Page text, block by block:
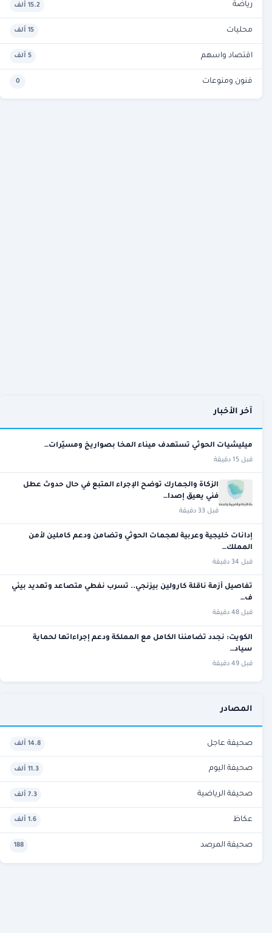
رياضة 15.2 ألف
محليات 15 ألف
اقتصاد واسهم 5 ألف
فنون ومنوعات 0
آخر الأخبار
ميليشيات الحوثي تستهدف ميناء المخا بصواريخ ومسيّرات…
قبل 15 دقيقة
الزكاة والجمارك توضح الإجراء المتبع في حال حدوث عطل
فني يعيق إصدا…
قبل 33 دقيقة
إدانات خليجية وعربية لهجمات الحوثي وتضامن ودعم كاملين لأمن
المملك…
قبل 34 دقيقة
تفاصيل أزمة ناقلة كارولين بيزنجي.. تسرب نفطي متصاعد وتهديد بيئي
ف…
قبل 48 دقيقة
الكويت: نجدد تضامننا الكامل مع المملكة ودعم إجراءاتها لحماية
سياد…
قبل 49 دقيقة
المصادر
صحيفة عاجل 14.8 ألف
صحيفة اليوم 11.3 ألف
صحيفة الرياضية 7.3 ألف
عكاظ 1.6 ألف
صحيفة المرصد 188